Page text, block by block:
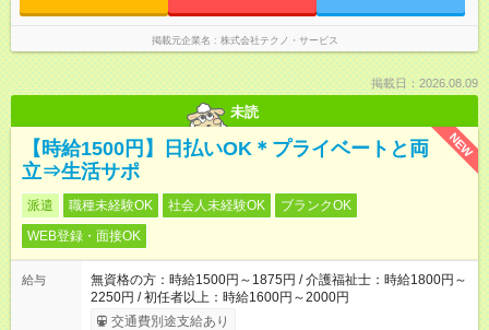
掲載元企業名 株式会社テクノ・サービス
掲載日：2026.08.09
未読
NEW
【時給1500円】日払いOK＊プライベートと両
立⇒生活サポ
派遣 職種未経験OK 社会人未経験OK
ブランクOK
WEB登録・面接OK
給与
無資格の方：時給1500円～1875円 / 介護福祉士：時給1800円～
2250円 / 初任者以上：時給1600円～2000円
交通費別途支給あり